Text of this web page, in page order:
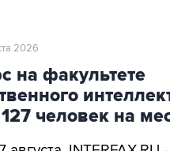
2026
на факультете
человек на